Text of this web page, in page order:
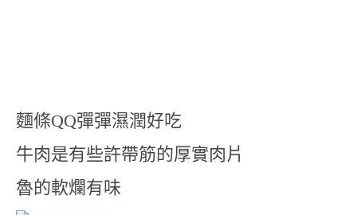
麵條QQ彈彈濕潤好吃
牛肉是有些許帶筋的厚實肉片
魯的軟爛有味